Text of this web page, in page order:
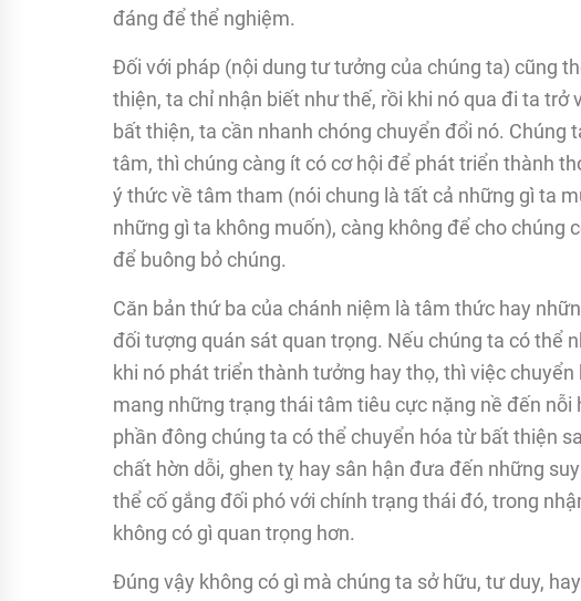
đáng để thể nghiệm.
Đối với pháp (nội dung tư tưởng của chúng ta) cũng
thiện, ta chỉ nhận biết như thế, rồi khi nó qua đi ta
bất thiện, ta cần nhanh chóng chuyển đổi nó. Chúng
tâm, thì chúng càng ít có cơ hội để phát triển thành
ý thức về tâm tham (nói chung là tất cả những gì ta
những gì ta không muốn), càng không để cho chúng
để buông bỏ chúng.
Căn bản thứ ba của chánh niệm là tâm thức hay
đối tượng quán sát quan trọng. Nếu chúng ta có thể
khi nó phát triển thành tưởng hay thọ, thì việc
mang những trạng thái tâm tiêu cực nặng nề đến
phần đông chúng ta có thể chuyển hóa từ bất thiện
chất hờn dỗi, ghen tỵ hay sân hận đưa đến những
thể cố gắng đối phó với chính trạng thái đó, trong
không có gì quan trọng hơn.
Đúng vậy không có gì mà chúng ta sở hữu, tư duy,